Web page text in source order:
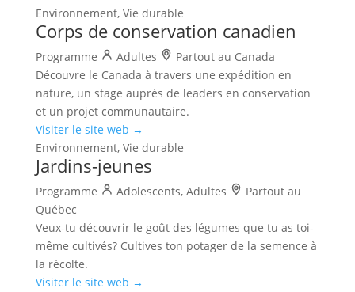
Environnement, Vie durable
Corps de conservation canadien
Programme Adultes
Partout au Canada
Découvre le Canada à travers une expédition en
nature, un stage auprès de leaders en conservation
et un projet communautaire.
Visiter le site web →
Environnement, Vie durable
Jardins-jeunes
Programme Adolescents, Adultes
Partout au
Québec
Veux-tu découvrir le goût des légumes que tu as toi-
même cultivés? Cultives ton potager de la semence à
la récolte.
Visiter le site web →